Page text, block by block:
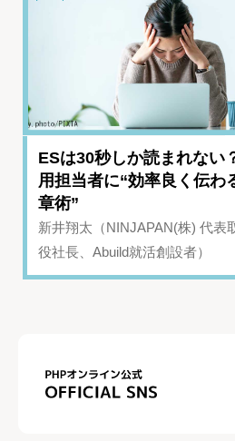
ESは30秒しか読まれない
用担当者に“効率良く伝わ
章術”
新井翔太（NINJAPAN(株) 代表
役社長、Abuild就活創設者）